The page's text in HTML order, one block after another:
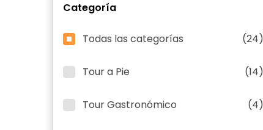
Categoría
Todas las categorías (24)
Tour a Pie (14)
Tour Gastronómico (4)